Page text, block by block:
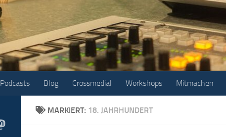
Podcasts Blog Crossmedial Workshops Mitmachen
MARKIERT: 18. JAHRHUNDERT